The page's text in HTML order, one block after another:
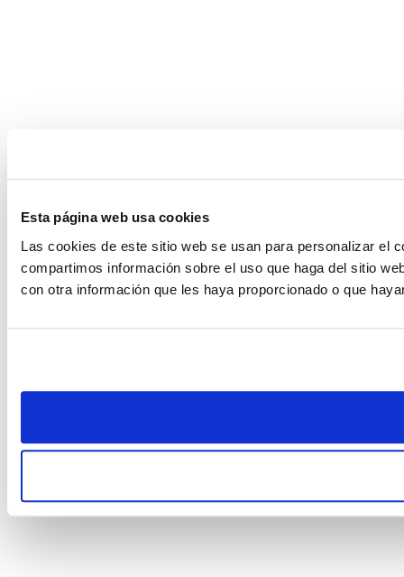
Esta página web usa cookies
Las cookies de este sitio web se usan para personalizar el
compartimos información sobre el uso que haga del sitio
con otra información que les haya proporcionado o que